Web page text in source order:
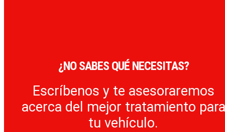
¿NO SABES QUÉ NECESITAS?
Escríbenos y te asesoraremos
acerca del mejor tratamiento para
tu vehículo.